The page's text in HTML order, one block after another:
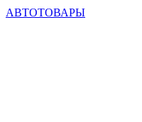
АВТОТОВАРЫ